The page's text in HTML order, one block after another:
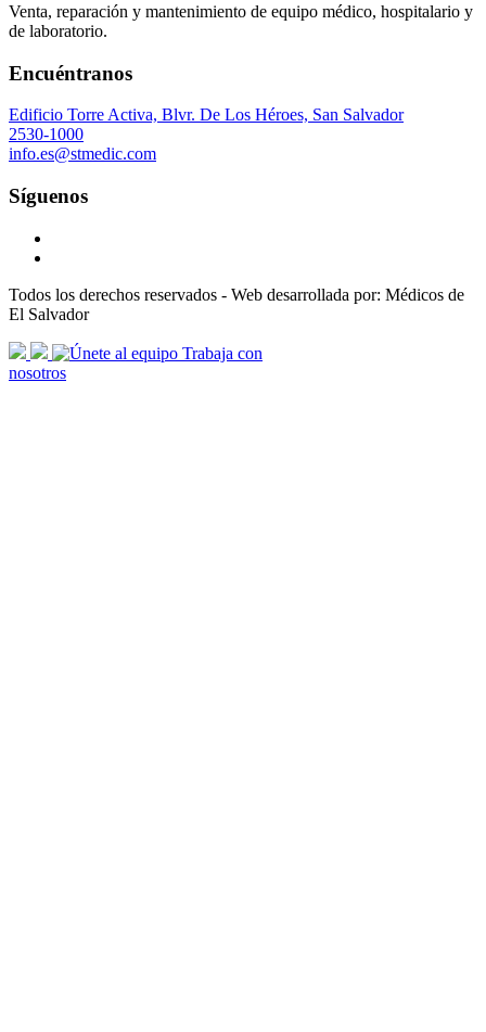
Venta, reparación y mantenimiento de equipo médico, hospitalario y
de laboratorio.
Encuéntranos
Edificio Torre Activa, Blvr. De Los Héroes, San Salvador
2530-1000
info.es@stmedic.com
Síguenos
Todos los derechos reservados - Web desarrollada por: Médicos de
El Salvador
scroll
arrow
Trabaja con
nosotros